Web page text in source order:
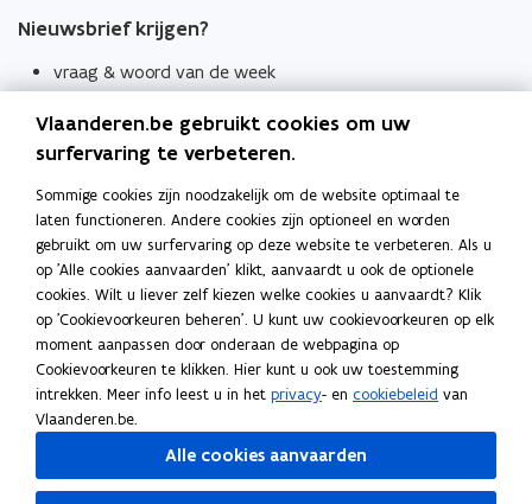
Nieuwsbrief krijgen?
vraag & woord van de week
Schrijf je in
Thema's
Taaladviezen
Spellingregels
Tips voor duidelijke taal
Bekijk ook
Spellingtests
Boek- en webwijzer
Vlaanderen.be gebruikt cookies om uw
surfervaring te verbeteren.
Sommige cookies zijn noodzakelijk om de website optimaal te
laten functioneren. Andere cookies zijn optioneel en worden
gebruikt om uw surfervaring op deze website te verbeteren. Als u
op 'Alle cookies aanvaarden' klikt, aanvaardt u ook de optionele
cookies. Wilt u liever zelf kiezen welke cookies u aanvaardt? Klik
op 'Cookievoorkeuren beheren'. U kunt uw cookievoorkeuren op elk
moment aanpassen door onderaan de webpagina op
Cookievoorkeuren te klikken. Hier kunt u ook uw toestemming
intrekken. Meer info leest u in het privacy- en cookiebeleid van
Vlaanderen.be.
Alle cookies aanvaarden